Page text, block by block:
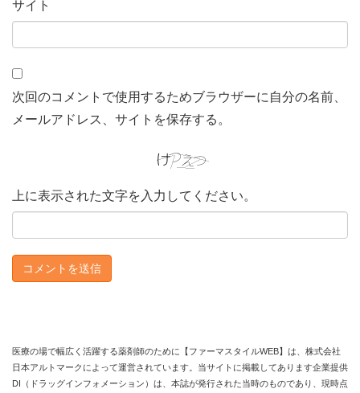
サイト
次回のコメントで使用するためブラウザーに自分の名前、
メールアドレス、サイトを保存する。
上に表示された文字を入力してください。
医療の場で幅広く活躍する薬剤師のために【ファーマスタイルWEB】は、株式会社
日本アルトマークによって運営されています。当サイトに掲載してあります企業提供
DI（ドラッグインフォメーション）は、本誌が発行された当時のものであり、現時点